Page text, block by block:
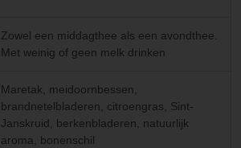
Zowel een middagthee als een avondthee.
Met weinig of geen melk drinken
Maretak, meidoornbessen,
brandnetelbladeren, citroengras, Sint-
Janskruid, berkenbladeren, natuurlijk
aroma, bonenschil